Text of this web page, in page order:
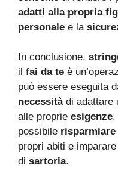
adatti alla propria
personale e la
In conclusione,
il fai da te è
può essere eseguita
necessitàdi adattare
alle proprie esigenze.
possibile risparmiare
propri abiti e imparare
di sartoria.